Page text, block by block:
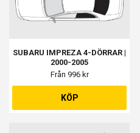
SUBARU IMPREZA 4-DÖRRAR |
2000-2005
Från 996 kr
KÖP